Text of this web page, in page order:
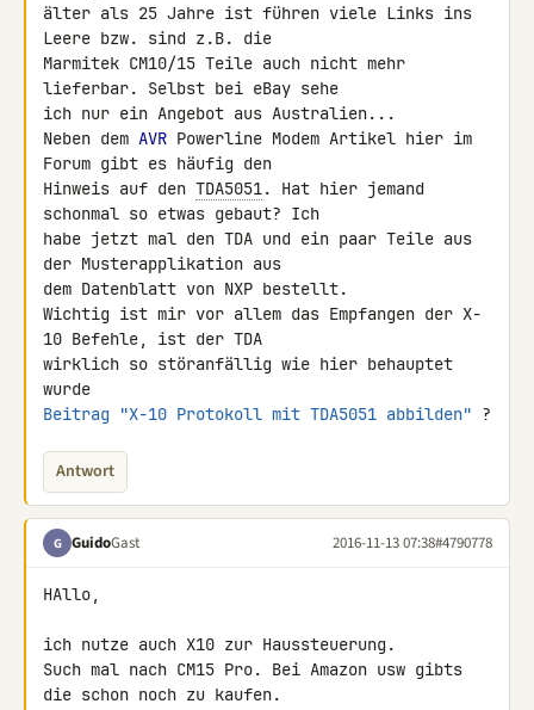
älter als 25 Jahre ist führen viele Links ins
Leere bzw. sind z.B. die
Marmitek CM10/15 Teile auch nicht mehr
lieferbar. Selbst bei eBay sehe
ich nur ein Angebot aus Australien...
Neben dem AVR Powerline Modem Artikel hier im
Forum gibt es häufig den
Hinweis auf den TDA5051. Hat hier jemand
schonmal so etwas gebaut? Ich
habe jetzt mal den TDA und ein paar Teile aus
der Musterapplikation aus
dem Datenblatt von NXP bestellt.
Wichtig ist mir vor allem das Empfangen der X-
10 Befehle, ist der TDA
wirklich so störanfällig wie hier behauptet
Beitrag "X-10 Protokoll mit TDA5051 abbilden" ?
Antwort
G GuidoGast 2016-11-13 07:38#4790778
HAllo,
ich nutze auch X10 zur Haussteuerung.
Such mal nach CM15 Pro. Bei Amazon usw gibts
die schon noch zu kaufen.